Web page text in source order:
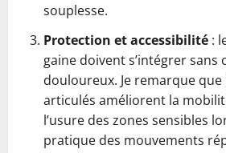
souplesse.
Protection et accessibilité :
gaine doivent s’intégrer sans
douloureux. Je remarque que
articulés améliorent la
l’usure des zones sensibles
pratique des mouvements